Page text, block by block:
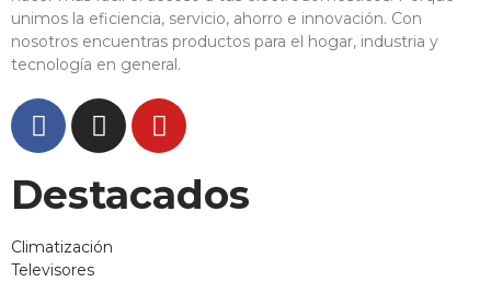
unimos la eficiencia, servicio, ahorro e innovación. Con
nosotros encuentras productos para el hogar, industria y
tecnología en general.
Destacados
Climatización
Televisores